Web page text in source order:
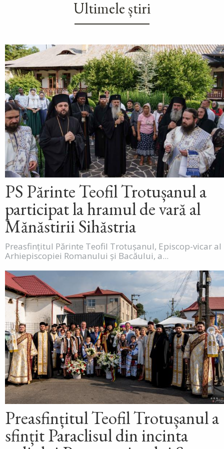
Ultimele știri
PS Părinte Teofil Trotușanul a
participat la hramul de vară al
Mănăstirii Sihăstria
Preasfințitul Părinte Teofil Trotușanul, Episcop-vicar al
Arhiepiscopiei Romanului și Bacăului, a...
Preasfințitul Teofil Trotușanul a
sfințit Paraclisul din incinta